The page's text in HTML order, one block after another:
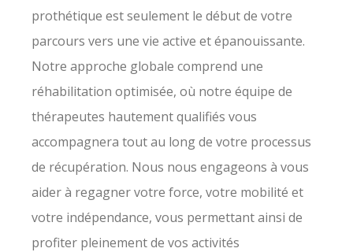
prothétique est seulement le début de votre
parcours vers une vie active et épanouissante.
Notre approche globale comprend une
réhabilitation optimisée, où notre équipe de
thérapeutes hautement qualifiés vous
accompagnera tout au long de votre processus
de récupération. Nous nous engageons à vous
aider à regagner votre force, votre mobilité et
votre indépendance, vous permettant ainsi de
profiter pleinement de vos activités